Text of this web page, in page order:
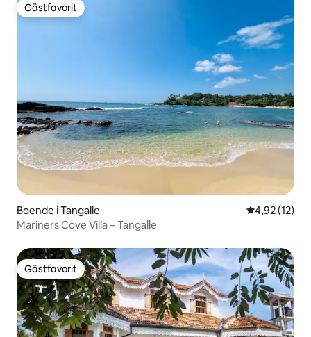
Gästfavorit
Gästfavorit
Boende i Tangalle 4,92 av 5 i
4,92 (12)
Mariners Cove Villa – Tangalle
Gästfavorit
Gästfavorit